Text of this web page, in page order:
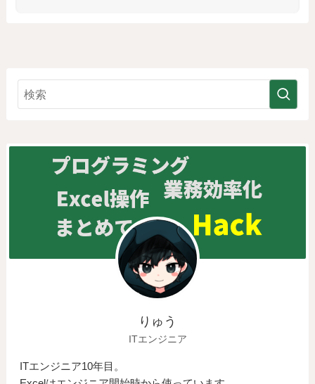
りゅう
ITエンジニア
ITエンジニア10年目。